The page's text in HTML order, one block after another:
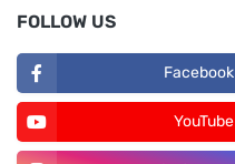
FOLLOW US
Facebook
YouTube